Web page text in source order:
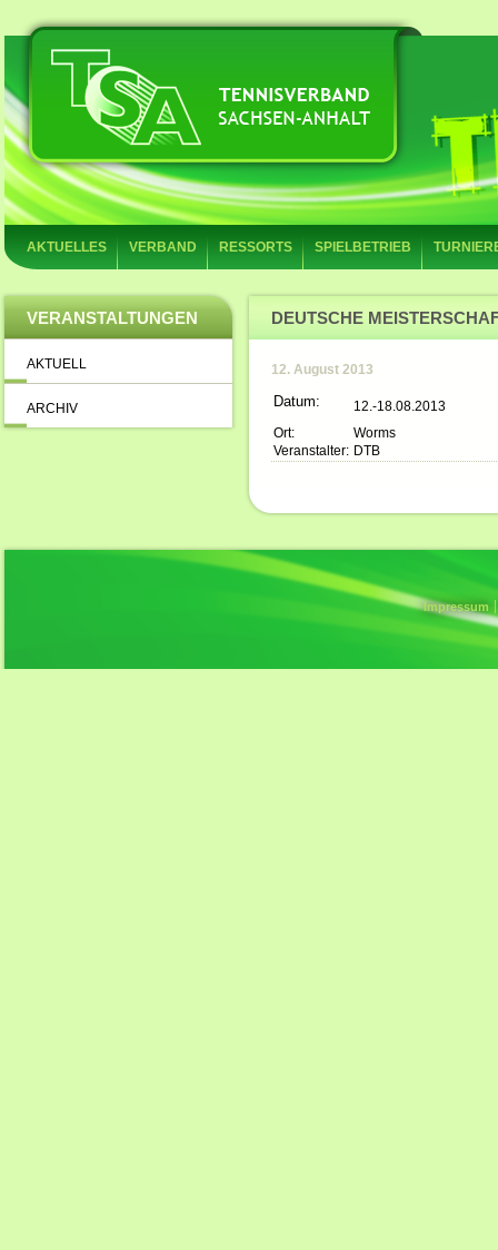
AKTUELLES VERBAND RESSORTS SPIELBETRIEB
VERANSTALTUNGEN
AKTUELL
ARCHIV
DEUTSCHE
12. August 2013
Datum:
12.-18.08.2013
Ort:
Worms
Veranstalter: DTB
Impressum